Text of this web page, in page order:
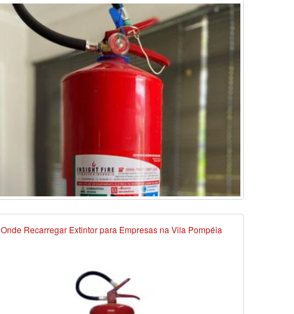
Onde Recarregar Extintor para Empresas na Vila Pompéia